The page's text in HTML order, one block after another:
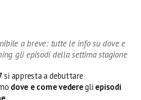
a breve: tutte le info su dove e
gli episodi della settima stagione
si appresta a debuttare
dove e come vederegli episodi